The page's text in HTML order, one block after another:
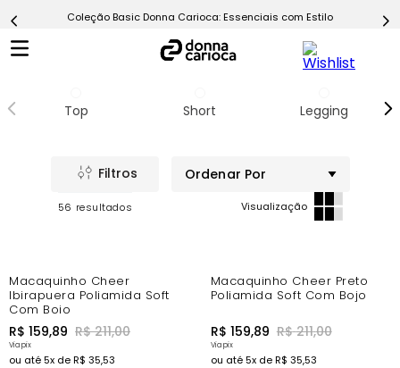
Coleção Basic Donna Carioca: Essenciais com Estilo
Top Short Legging
Ordenar Por
56
-16%
Macaquinho Cheer
Ibirapuera Poliamida Soft
Com Bojo
R$ 159,89 R$ 211,00
ou até5x deR$ 35,53
-16%
Macaquinho Cheer Preto
Poliamida Soft Com Bojo
R$ 159,89 R$ 211,00
ou até5x deR$ 35,53
Calça
Macaquinho
Challenge Azul